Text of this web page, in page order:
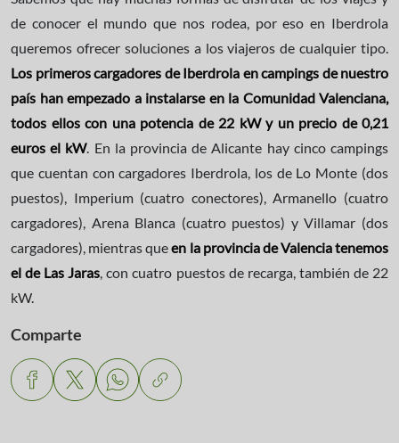
de conocer el mundo que nos rodea, por eso en Iberdrola
queremos ofrecer soluciones a los viajeros de cualquier tipo.
Los primeros cargadores de Iberdrola en campings de nuestro
país han empezado a instalarse en la Comunidad Valenciana,
todos ellos con una potencia de 22 kW y un precio de 0,21
euros el kW. En la provincia de Alicante hay cinco campings
que cuentan con cargadores Iberdrola, los de Lo Monte (dos
puestos), Imperium (cuatro conectores), Armanello (cuatro
cargadores), Arena Blanca (cuatro puestos) y Villamar (dos
cargadores), mientras queen la provincia de Valencia tenemos
el de Las Jaras, con cuatro puestos de recarga, también de 22
kW.
Comparte